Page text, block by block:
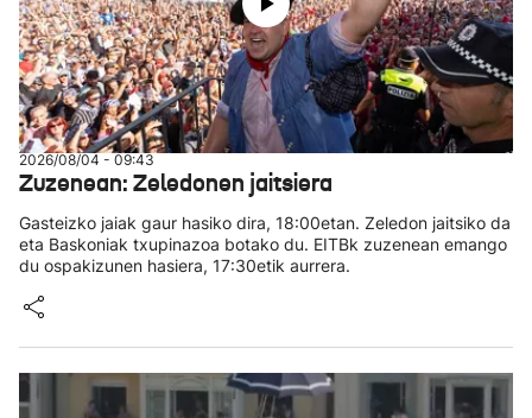
2026/08/04 - 09:43
Zuzenean: Zeledonen jaitsiera
Gasteizko jaiak gaur hasiko dira, 18:00etan. Zeledon jaitsiko da
eta Baskoniak txupinazoa botako du. EITBk zuzenean emango
du ospakizunen hasiera, 17:30etik aurrera.